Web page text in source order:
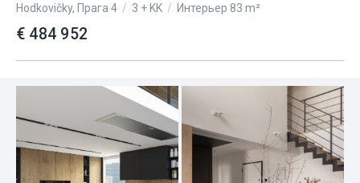
Hodkovičky, Прага 4 / 3 + KK / Интерьер 83 m²
€ 484 952